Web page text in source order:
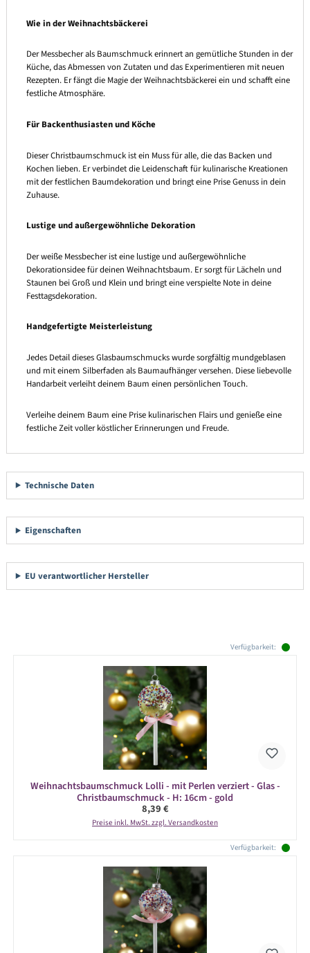
Wie in der Weihnachtsbäckerei
Der Messbecher als Baumschmuck erinnert an gemütliche Stunden in der
Küche, das Abmessen von Zutaten und das Experimentieren mit neuen
Rezepten. Er fängt die Magie der Weihnachtsbäckerei ein und schafft eine
festliche Atmosphäre.
Für Backenthusiasten und Köche
Dieser Christbaumschmuck ist ein Muss für alle, die das Backen und
Kochen lieben. Er verbindet die Leidenschaft für kulinarische Kreationen
mit der festlichen Baumdekoration und bringt eine Prise Genuss in dein
Zuhause.
Lustige und außergewöhnliche Dekoration
Der weiße Messbecher ist eine lustige und außergewöhnliche
Dekorationsidee für deinen Weihnachtsbaum. Er sorgt für Lächeln und
Staunen bei Groß und Klein und bringt eine verspielte Note in deine
Festtagsdekoration.
Handgefertigte Meisterleistung
Jedes Detail dieses Glasbaumschmucks wurde sorgfältig mundgeblasen
und mit einem Silberfaden als Baumaufhänger versehen. Diese liebevolle
Handarbeit verleiht deinem Baum einen persönlichen Touch.
Verleihe deinem Baum eine Prise kulinarischen Flairs und genieße eine
festliche Zeit voller köstlicher Erinnerungen und Freude.
Technische Daten
Eigenschaften
EU verantwortlicher Hersteller
Verfügbarkeit:
Weihnachtsbaumschmuck Lolli - mit Perlen verziert - Glas -
Christbaumschmuck - H: 16cm - gold
Regulärer Preis:
8,39 €
Preise inkl. MwSt. zzgl. Versandkosten
Verfügbarkeit: